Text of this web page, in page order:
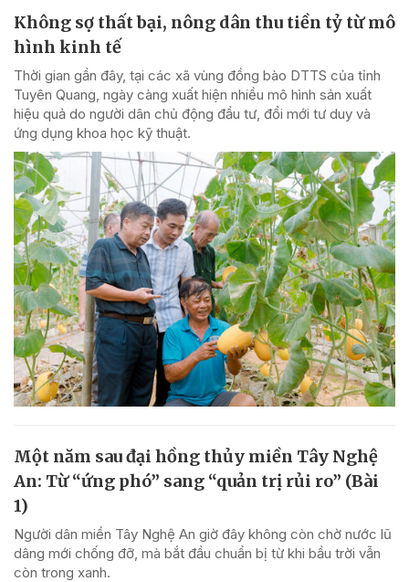
Không sợ thất bại, nông dân thu tiền tỷ từ mô
hình kinh tế
Thời gian gần đây, tại các xã vùng đồng bào DTTS của tỉnh
Tuyên Quang, ngày càng xuất hiện nhiều mô hình sản xuất
hiệu quả do người dân chủ động đầu tư, đổi mới tư duy và
ứng dụng khoa học kỹ thuật.
Một năm sau đại hồng thủy miền Tây Nghệ
An: Từ “ứng phó” sang “quản trị rủi ro” (Bài
1)
Người dân miền Tây Nghệ An giờ đây không còn chờ nước lũ
dâng mới chống đỡ, mà bắt đầu chuẩn bị từ khi bầu trời vẫn
còn trong xanh.